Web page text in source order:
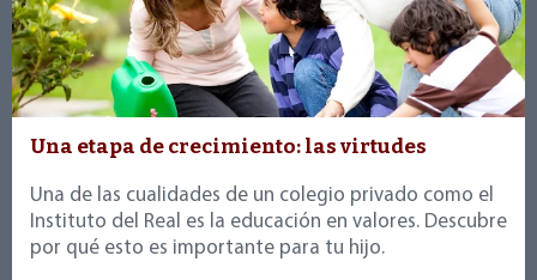
Una etapa de crecimiento: las virtudes
Una de las cualidades de un colegio privado como el
Instituto del Real es la educación en valores. Descubre
por qué esto es importante para tu hijo.